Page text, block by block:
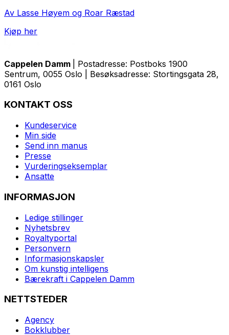
Av Lasse Høyem og Roar Ræstad
Kjøp her
Cappelen Damm
| Postadresse: Postboks 1900
Sentrum, 0055 Oslo | Besøksadresse: Stortingsgata 28,
0161 Oslo
KONTAKT OSS
Kundeservice
Min side
Send inn manus
Presse
Vurderingseksemplar
Ansatte
INFORMASJON
Ledige stillinger
Nyhetsbrev
Royaltyportal
Personvern
Informasjonskapsler
Om kunstig intelligens
Bærekraft i Cappelen Damm
NETTSTEDER
Agency
Bokklubber